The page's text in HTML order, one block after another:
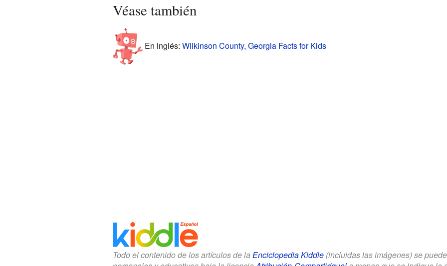
Véase también
En inglés: Wilkinson County, Georgia Facts for Kids
Todo el contenido de los artículos de la Enciclopedia Kiddle(incluidas las imágenes) se